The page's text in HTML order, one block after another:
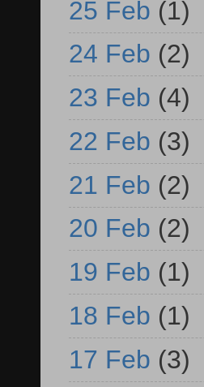
25 Feb (1)
24 Feb (2)
23 Feb (4)
22 Feb (3)
21 Feb (2)
20 Feb (2)
19 Feb (1)
18 Feb (1)
17 Feb (3)